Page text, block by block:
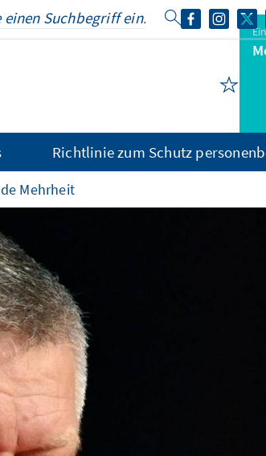
Richtlinie zum Schutz
Mehrheit